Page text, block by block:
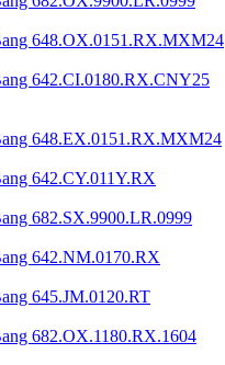
648.OX.0151.RX.MXM24
642.CI.0180.RX.CNY25
648.EX.0151.RX.MXM24
642.CY.011Y.RX
682.SX.9900.LR.0999
642.NM.0170.RX
645.JM.0120.RT
682.OX.1180.RX.1604